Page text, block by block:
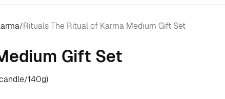
/Rituals The Ritual of Karma Medium Gift Set
Gift Set
140g)